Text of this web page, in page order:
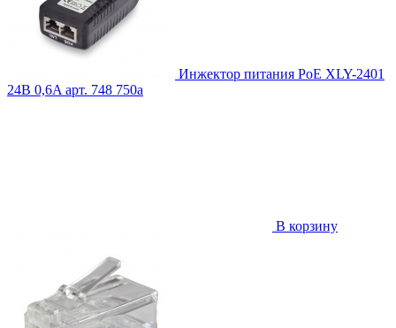
Инжектор питания PoE XLY-2401
24В 0,6A арт. 748 750a
В корзину